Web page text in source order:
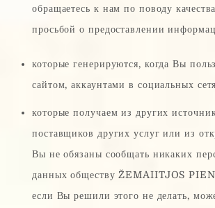
обращаетесь к нам по поводу
просьбой о предоставлении
которые генерируются, когда Вы
сайтом, аккаунтами в социальных
которые получаем из других
поставщиков других услуг или из
Вы не обязаны сообщать никаких
данных обществу ŽEMAIITJOS
если Вы решили этого не делать,